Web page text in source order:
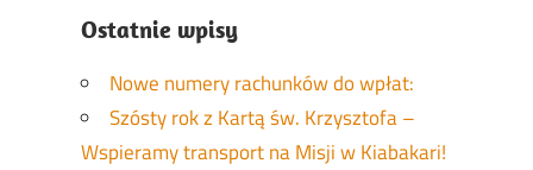
Ostatnie wpisy
Nowe numery rachunków do wpłat:
Szósty rok z Kartą św. Krzysztofa –
Wspieramy transport na Misji w Kiabakari!